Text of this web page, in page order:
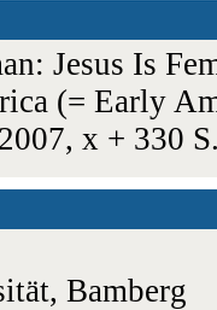
Jesus Is
(= Early
x + 330
Bamberg